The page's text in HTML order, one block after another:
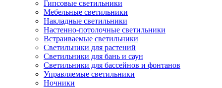
Гипсовые светильники
Мебельные светильники
Накладные светильники
Настенно-потолочные светильники
Встраиваемые светильники
Светильники для растений
Светильники для бань и саун
Светильники для бассейнов и фонтанов
Управляемые светильники
Ночники